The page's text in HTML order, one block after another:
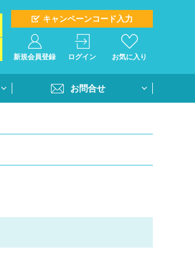
キャンペーンコード入力
新規会員登録 ログイン お気に入り
お問合せ